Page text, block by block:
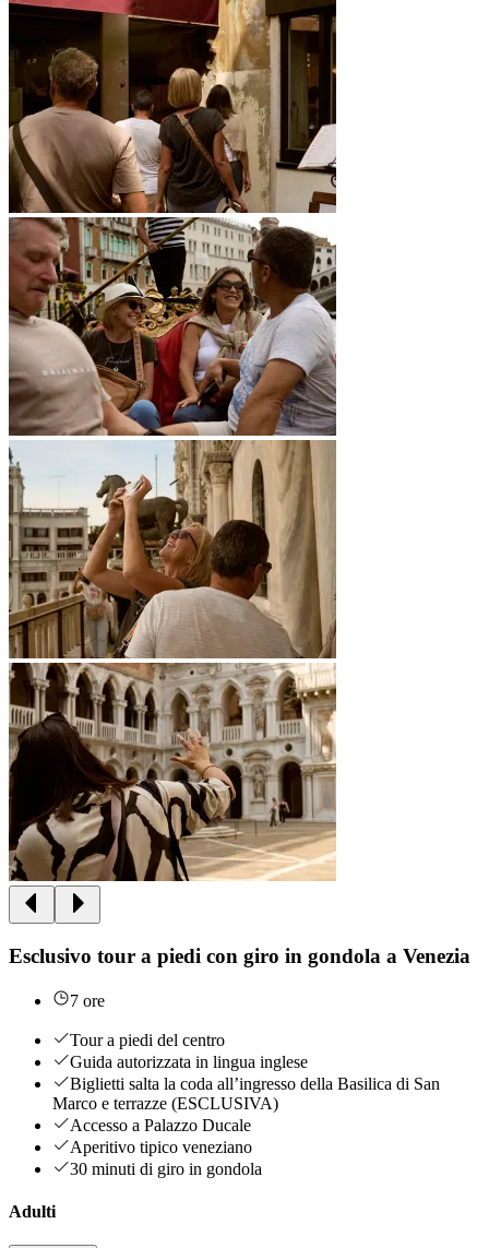
Esclusivo tour a piedi con giro in gondola a Venezia
7 ore
Tour a piedi del centro
Guida autorizzata in lingua inglese
Biglietti salta la coda all’ingresso della Basilica di San
Marco e terrazze (ESCLUSIVA)
Accesso a Palazzo Ducale
Aperitivo tipico veneziano
30 minuti di giro in gondola
Adulti